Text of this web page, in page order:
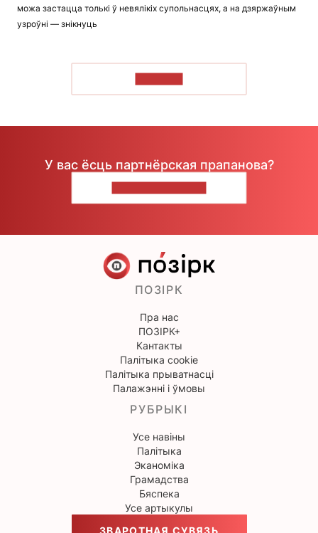
можа застацца толькі ў невялікіх супольнасцях, а на дзяржаўным
узроўні — знікнуць
У вас ёсць партнёрская прапанова?
ПОЗІРК
Пра нас
ПОЗІРК+
Кантакты
Палітыка cookie
Палітыка прыватнасці
Палажэнні і ўмовы
РУБРЫКІ
Усе навіны
Палітыка
Эканоміка
Грамадства
Бяспека
Усе артыкулы
ЗВАРОТНАЯ СУВЯЗЬ